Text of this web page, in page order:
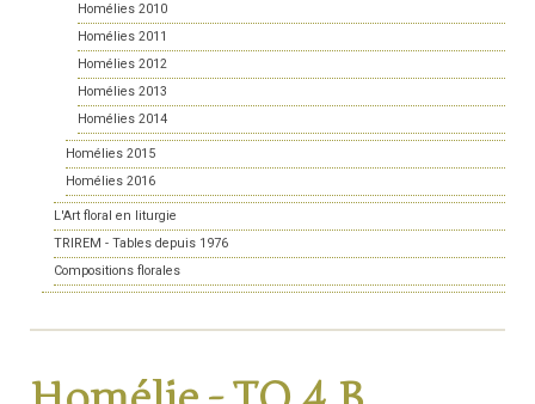
Homélies 2010
Homélies 2011
Homélies 2012
Homélies 2013
Homélies 2014
Homélies 2015
Homélies 2016
L'Art floral en liturgie
TRIREM - Tables depuis 1976
Compositions florales